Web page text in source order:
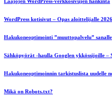
WordPress kotisivut – Opas aloittelijalle 2026
Hakukoneoptimointi ”muuttopalvelu” sanalle
Sähköpyörät -haulla Googlen ykkössijoille
Hakukoneoptimoinnin tarkistuslista uudelle
Mikä on Robots.txt?